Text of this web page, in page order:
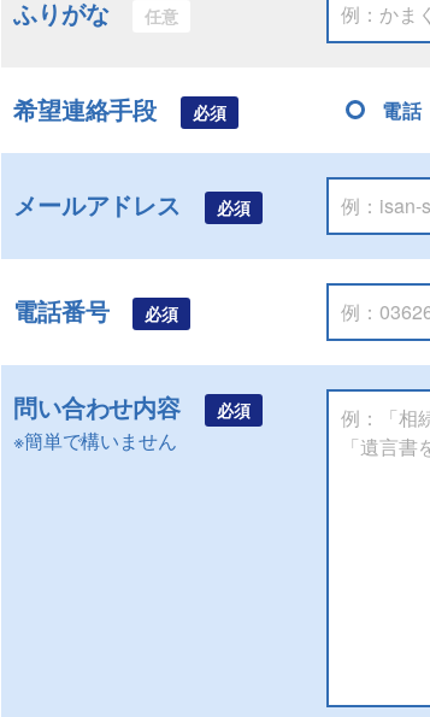
ふりがな 任意
希望連絡手段 必須 電話
メールアドレス 必須
電話番号 必須
問い合わせ内容 必須
※簡単で構いません